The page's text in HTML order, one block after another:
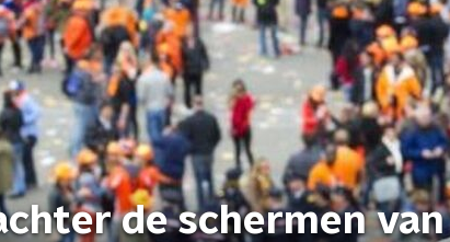
de schermen